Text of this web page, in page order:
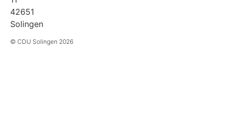
42651
Solingen
© CDU Solingen 2026